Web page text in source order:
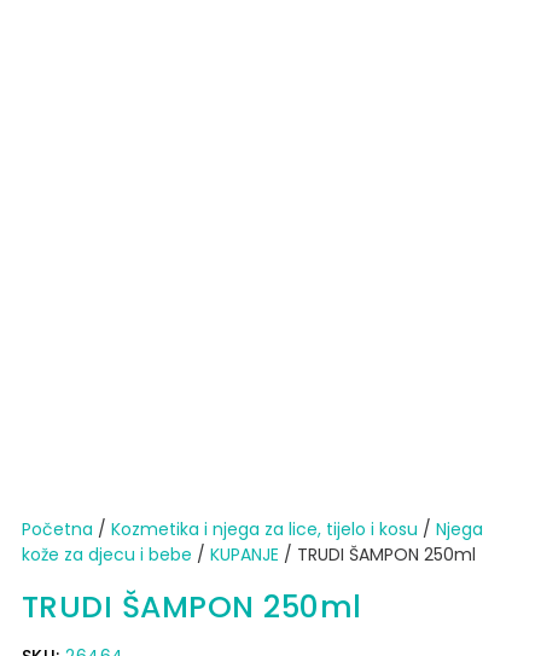
Početna / Kozmetika i njega za lice, tijelo i kosu / Njega
kože za djecu i bebe / KUPANJE / TRUDI ŠAMPON 250ml
TRUDI ŠAMPON 250ml